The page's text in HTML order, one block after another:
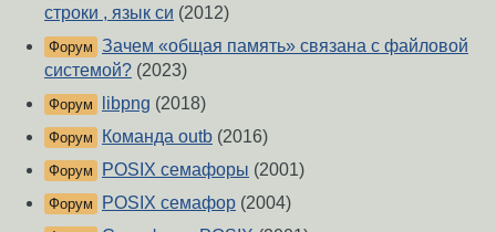
строки , язык си (2012)
Форум Зачем «общая память» связана с файловой
системой? (2023)
Форум libpng (2018)
Форум Команда outb (2016)
Форум POSIX семафоры (2001)
Форум POSIX семафор (2004)